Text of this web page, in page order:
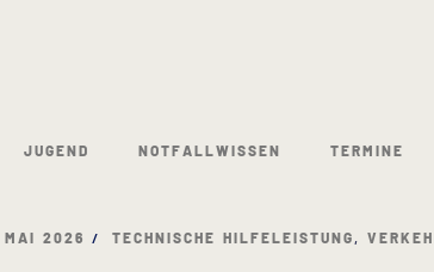
JUGEND NOTFALLWISSEN TERMINE
MAI 2026 TECHNISCHE HILFELEISTUNG